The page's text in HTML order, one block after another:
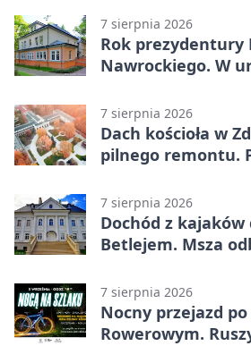
7 sierpnia 2026
Rok prezydentury
Nawrockiego. W
7 sierpnia 2026
Dach kościoła w
pilnego remontu.
7 sierpnia 2026
Dochód z kajaków
Betlejem. Msza
7 sierpnia 2026
Nocny przejazd
Rowerowym.